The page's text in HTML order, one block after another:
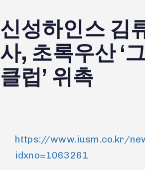
신성하인스 김
사, 초록우산 ‘
클럽’ 위촉
https://www.iusm.co.kr/
idxno=1063261